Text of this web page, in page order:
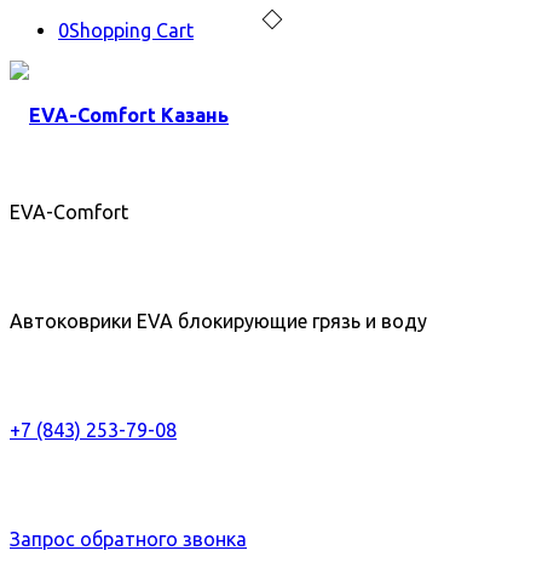
0Shopping Cart
EVA-Comfort
Автоковрики EVA блокирующие грязь и воду
+7 (843) 253-79-08
Запрос обратного звонка